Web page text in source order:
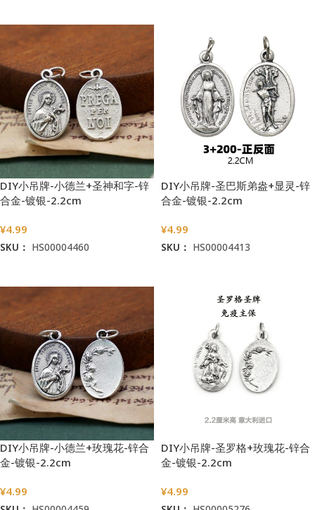
DIY小吊牌-小德兰+圣神和字-锌
合金-镀银-2.2cm
¥4.99
SKU： HS00004460
DIY小吊牌-圣巴斯弟盎+显灵-锌
合金-镀银-2.2cm
¥4.99
SKU： HS00004413
DIY小吊牌-小德兰+玫瑰花-锌合
金-镀银-2.2cm
¥4.99
DIY小吊牌-圣罗格+玫瑰花-锌合
金-镀银-2.2cm
¥4.99